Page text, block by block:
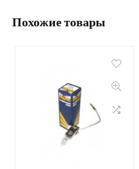
Похожие товары